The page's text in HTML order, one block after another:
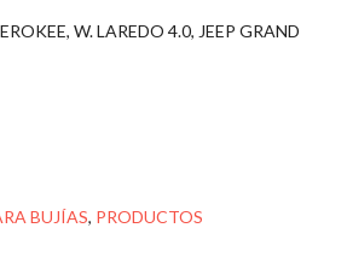
W. LAREDO 4.0, JEEP GRAND
BUJÍAS, PRODUCTOS